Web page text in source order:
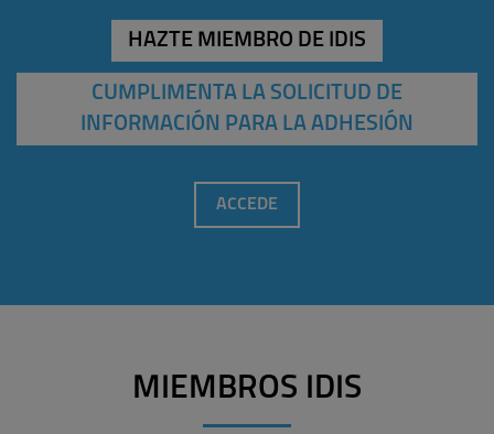
HAZTE MIEMBRO DE IDIS
CUMPLIMENTA LA SOLICITUD DE
INFORMACIÓN PARA LA ADHESIÓN
ACCEDE
MIEMBROS IDIS